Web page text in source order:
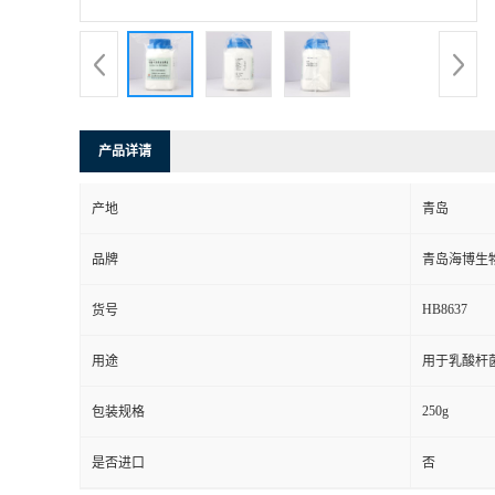
产品详请
产地 青岛
品牌 青岛海博生
货号 HB8637
用途 用于乳酸杆
包装规格 250g
是否进口 否